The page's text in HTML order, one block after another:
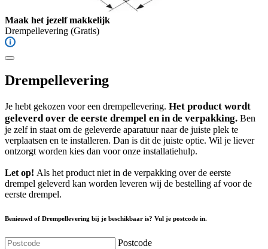
Maak het jezelf makkelijk
Drempellevering (Gratis)
Drempellevering
Je hebt gekozen voor een drempellevering. Het product wordt
geleverd over de eerste drempel en in de verpakking. Ben
je zelf in staat om de geleverde aparatuur naar de juiste plek te
verplaatsen en te installeren. Dan is dit de juiste optie. Wil je liever
ontzorgt worden kies dan voor onze installatiehulp.
Let op! Als het product niet in de verpakking over de eerste
drempel geleverd kan worden leveren wij de bestelling af voor de
eerste drempel.
Benieuwd of Drempellevering bij je beschikbaar is? Vul je postcode in.
Postcode